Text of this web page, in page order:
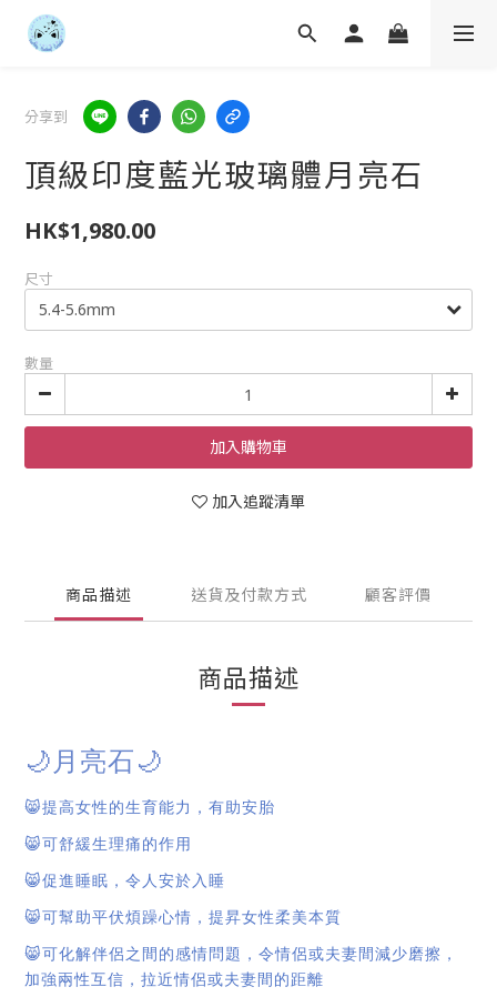
分享到
頂級印度藍光玻璃體月亮石
HK$1,980.00
尺寸
數量
加入購物車
加入追蹤清單
商品描述 送貨及付款方式 顧客評價
商品描述
🌙 月亮石🌙
😸提高女性的生育能力，有助安胎
😸可舒緩生理痛的作用
😸促進睡眠，令人安於入睡
😸可幫助平伏煩躁心情，提昇女性柔美本質
😸可化解伴侶之間的感情問題，令情侶或夫妻間減少磨擦，
加強兩性互信，拉近情侶或夫妻間的距離